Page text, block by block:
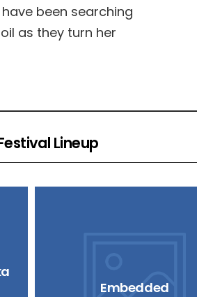
have been searching
as they turn her
Lineup
Embedded